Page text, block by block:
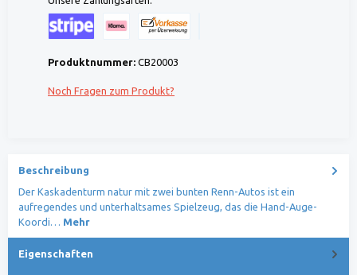
Produktnummer: CB20003
Noch Fragen zum Produkt?
Beschreibung
Der Kaskadenturm natur mit zwei bunten Renn-Autos ist ein
aufregendes und unterhaltsames Spielzeug, das die Hand-Auge-
Koordi… Mehr
Eigenschaften